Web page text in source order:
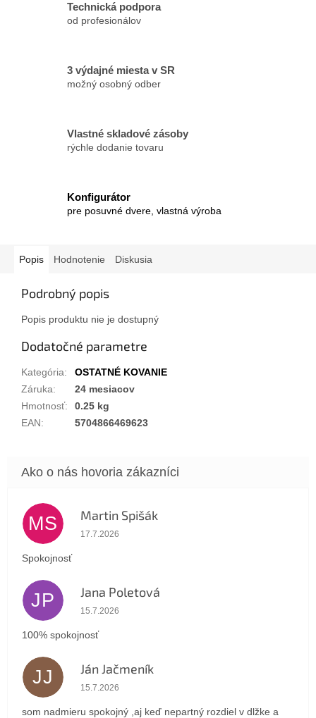
Technická podpora
od profesionálov
3 výdajné miesta v SR
možný osobný odber
Vlastné skladové zásoby
rýchle dodanie tovaru
Konfigurátor
pre posuvné dvere, vlastná výroba
Popis Hodnotenie Diskusia
Podrobný popis
Popis produktu nie je dostupný
Dodatočné parametre
Kategória:
OSTATNÉ KOVANIE
Záruka:
24 mesiacov
Hmotnosť:
0.25 kg
EAN: 5704866469623
MS Martin Spišák
Hodnotenie obchodu je 5 z 5 hviezdičiek.
17.7.2026
Spokojnosť
JP Jana Poletová
Hodnotenie obchodu je 5 z 5 hviezdičiek.
15.7.2026
100% spokojnosť
JJ Ján Jačmeník
Hodnotenie obchodu je 5 z 5 hviezdičiek.
15.7.2026
som nadmieru spokojný ,aj keď nepartný rozdiel v dlžke a